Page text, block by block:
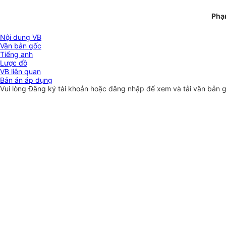
Nội dung VB
Văn bản gốc
Tiếng anh
Lược đồ
VB liên quan
Bản án áp dụng
Vui lòngĐăng ký tài khoản hoặc đăng nhập để xem và tải văn bản